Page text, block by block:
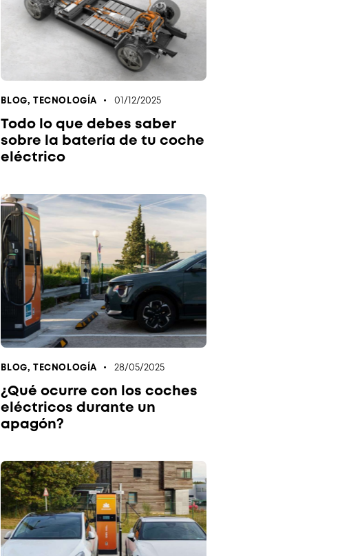
BLOG, TECNOLOGÍA 01/12/2025
Todo lo que debes saber
sobre la batería de tu coche
eléctrico
BLOG, TECNOLOGÍA 28/05/2025
¿Qué ocurre con los coches
eléctricos durante un
apagón?